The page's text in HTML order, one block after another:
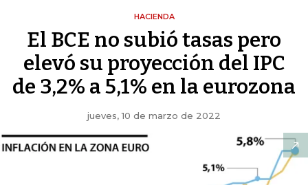
HACIENDA
El BCE no subió tasas pero
elevó su proyección del IPC
de 3,2% a 5,1% en la eurozona
jueves, 10 de marzo de 2022